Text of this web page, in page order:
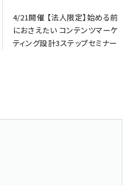
4/21開催 【法人限定】始める前
におさえたい コンテンツマーケ
ティング設計3ステップセミナー